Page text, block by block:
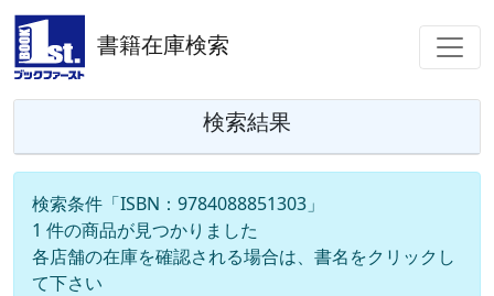
書籍在庫検索
検索結果
検索条件「ISBN：9784088851303」
1 件の商品が見つかりました
各店舗の在庫を確認される場合は、書名をクリックし
て下さい